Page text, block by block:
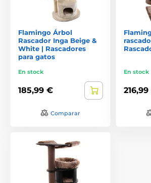
Flamingo Árbol
Rascador Inga Beige &
White | Rascadores
para gatos
En stock
185,99 €
Comparar
En stock